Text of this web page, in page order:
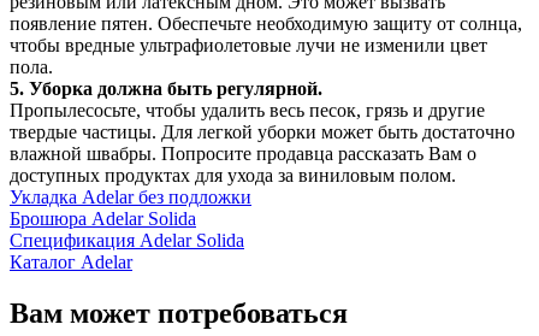
появление пятен. Обеспечьте необходимую защиту от солнца,
чтобы вредные ультрафиолетовые лучи не изменили цвет
пола.
5. Уборка должна быть регулярной.
Пропылесосьте, чтобы удалить весь песок, грязь и другие
твердые частицы. Для легкой уборки может быть достаточно
влажной швабры. Попросите продавца рассказать Вам о
доступных продуктах для ухода за виниловым полом.
Укладка Adelar без подложки
Брошюра Adelar Solida
Спецификация Adelar Solida
Каталог Adelar
Вам может потребоваться